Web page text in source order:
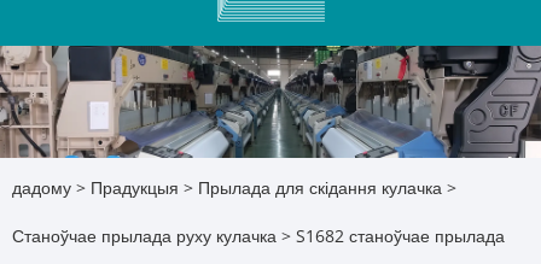
дадому > Прадукцыя > Прылада для скідання кулачка >
Станоўчае прылада руху кулачка > S1682 станоўчае прылада